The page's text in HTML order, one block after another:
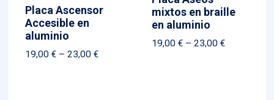
Placa Ascensor
Accesible en
aluminio
19,00€ – 23,00€Price
mixtos en braille
en aluminio
19,00 € – 23,00 €Price